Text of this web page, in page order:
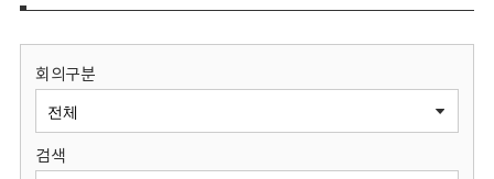
보
원
회의구분
검색